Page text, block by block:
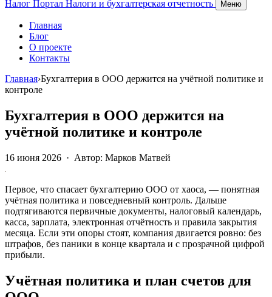
Налог Портал Налоги и бухгалтерская отчетность Меню
Главная
Блог
О проекте
Контакты
Главная›Бухгалтерия в ООО держится на учётной политике и
контроле
Бухгалтерия в ООО держится на
учётной политике и контроле
16 июня 2026 · Автор: Марков Матвей
Первое, что спасает бухгалтерию ООО от хаоса, — понятная
учётная политика и повседневный контроль. Дальше
подтягиваются первичные документы, налоговый календарь,
касса, зарплата, электронная отчётность и правила закрытия
месяца. Если эти опоры стоят, компания двигается ровно: без
штрафов, без паники в конце квартала и с прозрачной цифрой
прибыли.
Учётная политика и план счетов для